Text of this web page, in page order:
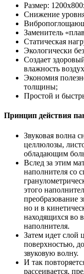
Размер:
Снижение
Заменитель
Статическая
Экологически
Создает
влажность
Экономия
толщины;
Простой и
Принцип действия
Звуковая волна
целлюлозы,
обладающим
Вслед за этим
наполнителя со
этого
преобразование
но и в
находящихся во
наполнителя.
Затем идет слой
поверхностью,
звуковую волну.
И так
рассеивается,